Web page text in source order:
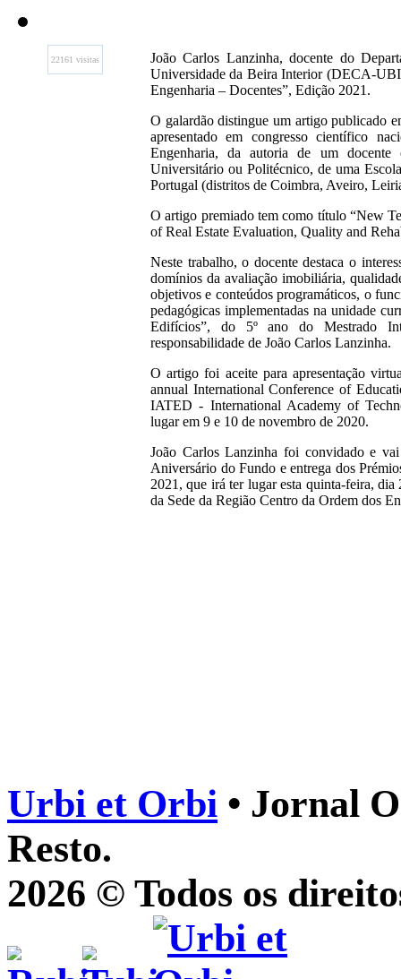
22161 visitas
João Carlos Lanzinha, docente do
Universidade da Beira Interior (DECA-
Engenharia – Docentes”, Edição 2021.
O galardão distingue um artigo publicado
apresentado em congresso científico
Engenharia, da autoria de um
Universitário ou Politécnico, de uma
Portugal (distritos de Coimbra, Aveiro,
O artigo premiado tem como título “New
of Real Estate Evaluation, Quality and
Neste trabalho, o docente destaca o
domínios da avaliação imobiliária,
objetivos e conteúdos programáticos, o
pedagógicas implementadas na unidade
Edifícios”, do 5º ano do Mestrado
responsabilidade de João Carlos Lanzinha.
O artigo foi aceite para apresentação
annual International Conference of
IATED - International Academy of
lugar em 9 e 10 de novembro de 2020.
João Carlos Lanzinha foi convidado e
Aniversário do Fundo e entrega dos
2021, que irá ter lugar esta quinta-feira,
da Sede da Região Centro da Ordem dos
Urbi et Orbi • Jornal
Resto.
2026 © Todos os